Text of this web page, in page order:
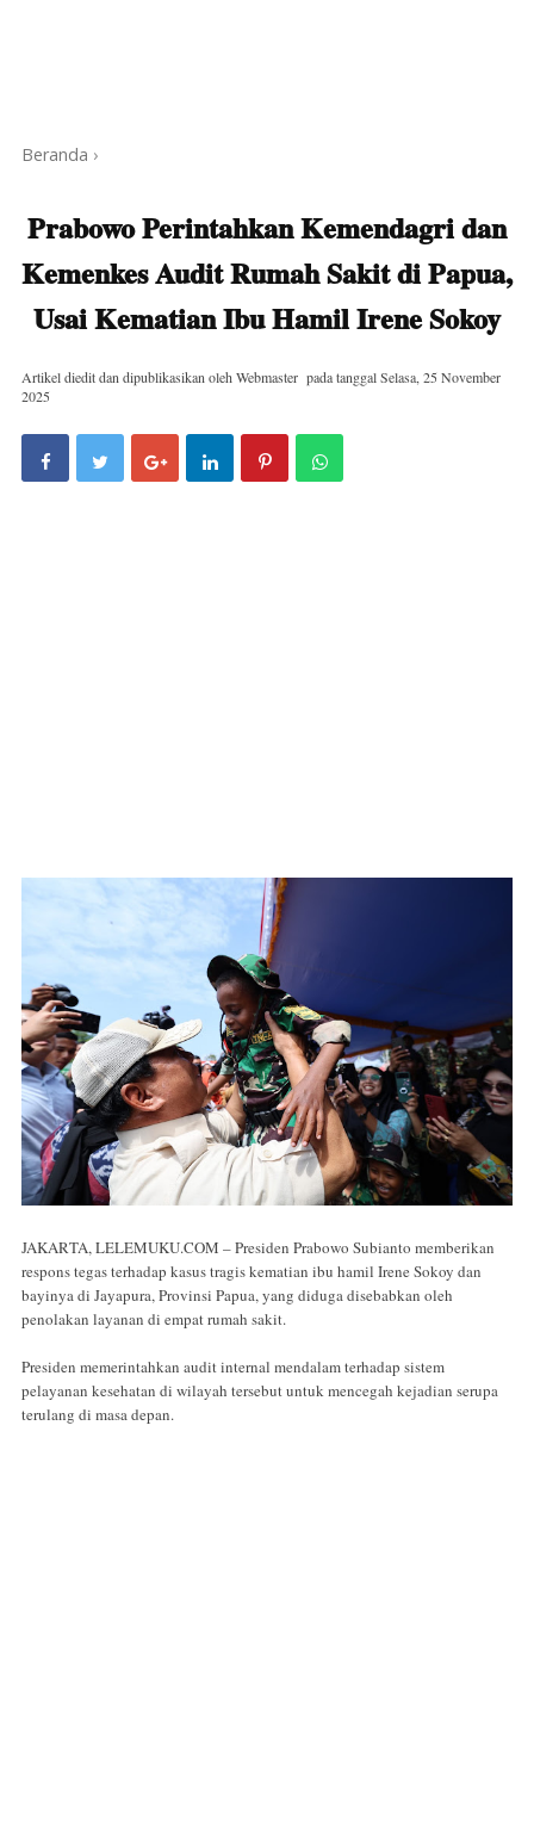
Beranda ›
Prabowo Perintahkan Kemendagri dan
Kemenkes Audit Rumah Sakit di Papua,
Usai Kematian Ibu Hamil Irene Sokoy
Artikel diedit dan dipublikasikan oleh Webmaster pada tanggalSelasa, 25 November
2025
JAKARTA, LELEMUKU.COM – Presiden Prabowo Subianto memberikan
respons tegas terhadap kasus tragis kematian ibu hamil Irene Sokoy dan
bayinya di Jayapura, Provinsi Papua, yang diduga disebabkan oleh
penolakan layanan di empat rumah sakit.
Presiden memerintahkan audit internal mendalam terhadap sistem
pelayanan kesehatan di wilayah tersebut untuk mencegah kejadian serupa
terulang di masa depan.